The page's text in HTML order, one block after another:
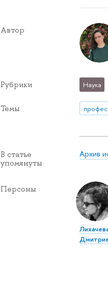
Автор
Рубрики Наука
Темы
В статье
упомянуты
Архив
Персоны